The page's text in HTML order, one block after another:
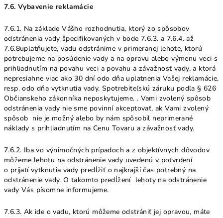
7.6. Vybavenie reklamácie
7.6.1. Na základe Vášho rozhodnutia, ktorý zo spôsobov
odstránenia vady špecifikovaných v bode 7.6.3. a 7.6.4. až
7.6.8uplatňujete, vadu odstránime v primeranej lehote, ktorú
potrebujeme na posúdenie vady a na opravu alebo výmenu veci s
prihliadnutím na povahu veci a povahu a závažnosť vady, a ktorá
nepresiahne viac ako 30 dní odo dňa uplatnenia Vašej reklamácie,
resp. odo dňa vytknutia vady. Spotrebiteľskú záruku podľa § 626
Občianskeho zákonníka neposkytujeme. . Vami zvolený spôsob
odstránenia vady nie sme povinní akceptovať, ak Vami zvolený
spôsob nie je možný alebo by nám spôsobil neprimerané
náklady s prihliadnutím na Cenu Tovaru a závažnosť vady.
7.6.2. Iba vo výnimočných prípadoch a z objektívnych dôvodov
môžeme lehotu na odstránenie vady uvedenú v potvrdení
o prijatí vytknutia vady predĺžiť o najkrajší čas potrebný na
odstránenie vady. O takomto predĺžení lehoty na odstránenie
vady Vás písomne informujeme.
7.6.3. Ak ide o vadu, ktorú môžeme odstrániť jej opravou, máte